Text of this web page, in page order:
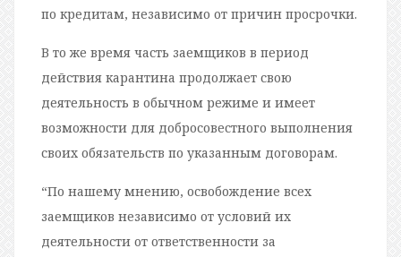
по кредитам, независимо от причин просрочки.
В то же время часть заемщиков в период
действия карантина продолжает свою
деятельность в обычном режиме и имеет
возможности для добросовестного выполнения
своих обязательств по указанным договорам.
“По нашему мнению, освобождение всех
заемщиков независимо от условий их
деятельности от ответственности за